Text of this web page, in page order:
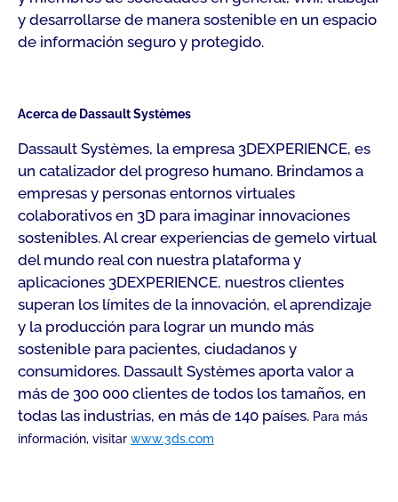
y desarrollarse de manera sostenible en un espacio
de información seguro y protegido.
Acerca de Dassault Systèmes
Dassault Systèmes, la empresa 3DEXPERIENCE, es
un catalizador del progreso humano. Brindamos a
empresas y personas entornos virtuales
colaborativos en 3D para imaginar innovaciones
sostenibles. Al crear experiencias de gemelo virtual
del mundo real con nuestra plataforma y
aplicaciones 3DEXPERIENCE, nuestros clientes
superan los límites de la innovación, el aprendizaje
y la producción para lograr un mundo más
sostenible para pacientes, ciudadanos y
consumidores. Dassault Systèmes aporta valor a
más de 300 000 clientes de todos los tamaños, en
todas las industrias, en más de 140 países. Para más
información, visitar www.3ds.com